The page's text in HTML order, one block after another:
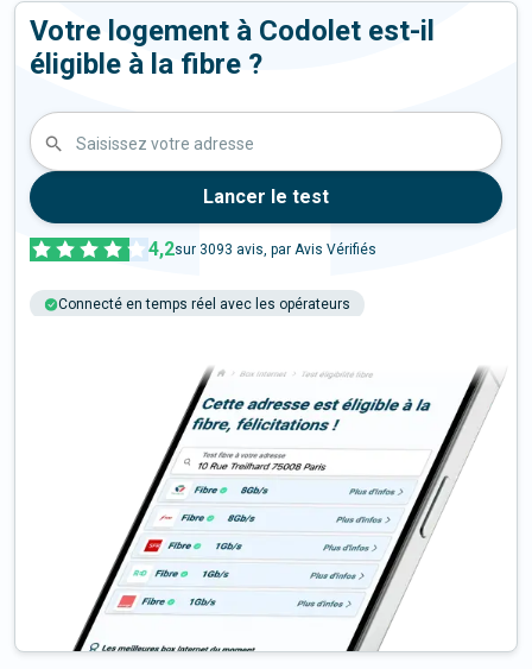
Votre logement à Codolet est-il
éligible à la fibre ?
Saisissez votre adresse
Lancer le test
4,2sur 3093 avis, par Avis Vérifiés
Connecté en temps réel avec les opérateurs